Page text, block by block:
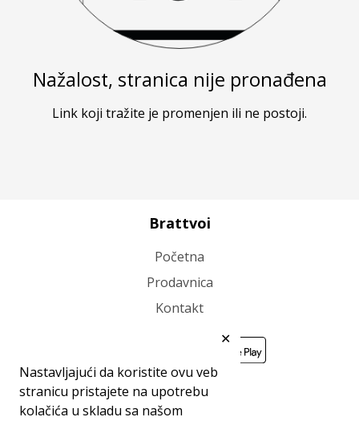
Nažalost, stranica nije pronađena
Link koji tražite je promenjen ili ne postoji.
Brattvoi
Početna
Prodavnica
Kontakt
Nastavljajući da koristite ovu veb
stranicu pristajete na upotrebu
kolačića u skladu sa našom
✕